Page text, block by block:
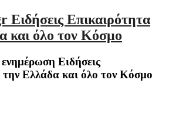
Ειδήσεις Επικαιρότητα
και όλο τον Κόσμο
Ειδήσεις
Ελλάδα και όλο τον Κόσμο